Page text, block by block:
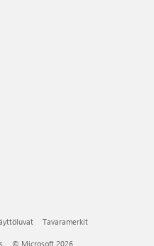
Tavaramerkit
© Microsoft 2026